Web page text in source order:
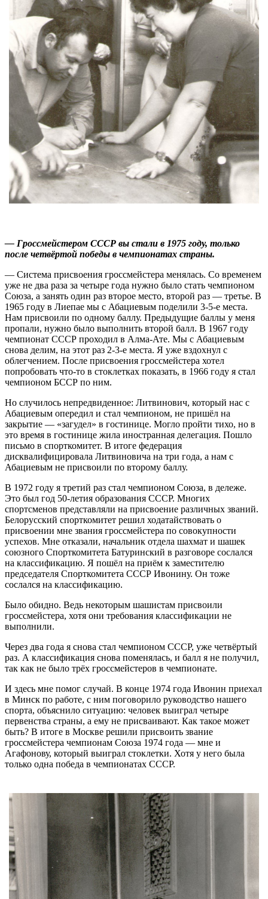
— Гроссмейстером СССР вы стали в 1975 году, только
после четвёртой победы в чемпионатах страны.
— Система присвоения гроссмейстера менялась. Со временем
уже не два раза за четыре года нужно было стать чемпионом
Союза, а занять один раз второе место, второй раз — третье. В
1965 году в Лиепае мы с Абациевым поделили 3-5-е места.
Нам присвоили по одному баллу. Предыдущие баллы у меня
пропали, нужно было выполнить второй балл. В 1967 году
чемпионат СССР проходил в Алма-Ате. Мы с Абациевым
снова делим, на этот раз 2-3-е места. Я уже вздохнул с
облегчением. После присвоения гроссмейстера хотел
попробовать что-то в стоклетках показать, в 1966 году я стал
чемпионом БССР по ним.
Но случилось непредвиденное: Литвинович, который нас с
Абациевым опередил и стал чемпионом, не пришёл на
закрытие — «загудел» в гостинице. Могло пройти тихо, но в
это время в гостинице жила иностранная делегация. Пошло
письмо в спорткомитет. В итоге федерация
дисквалифицировала Литвиновича на три года, а нам с
Абациевым не присвоили по второму баллу.
В 1972 году я третий раз стал чемпионом Союза, в дележе.
Это был год 50-летия образования СССР. Многих
спортсменов представляли на присвоение различных званий.
Белорусский спорткомитет решил ходатайствовать о
присвоении мне звания гроссмейстера по совокупности
успехов. Мне отказали, начальник отдела шахмат и шашек
союзного Спорткомитета Батуринский в разговоре сослался
на классификацию. Я пошёл на приём к заместителю
председателя Спорткомитета СССР Ивонину. Он тоже
сослался на классификацию.
Было обидно. Ведь некоторым шашистам присвоили
гроссмейстера, хотя они требования классификации не
выполнили.
Через два года я снова стал чемпионом СССР, уже четвёртый
раз. А классификация снова поменялась, и балл я не получил,
так как не было трёх гроссмейстеров в чемпионате.
И здесь мне помог случай. В конце 1974 года Ивонин приехал
в Минск по работе, с ним поговорило руководство нашего
спорта, объяснило ситуацию: человек выиграл четыре
первенства страны, а ему не присваивают. Как такое может
быть? В итоге в Москве решили присвоить звание
гроссмейстера чемпионам Союза 1974 года — мне и
Агафонову, который выиграл стоклетки. Хотя у него была
только одна победа в чемпионатах СССР.